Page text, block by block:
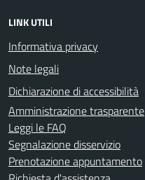
LINK UTILI
Informativa privacy
Note legali
Dichiarazione di accessibilità
Amministrazione trasparente
Leggi le FAQ
Segnalazione disservizio
Prenotazione appuntamento